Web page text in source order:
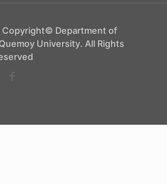
Copyright© Department of
University. All Rights